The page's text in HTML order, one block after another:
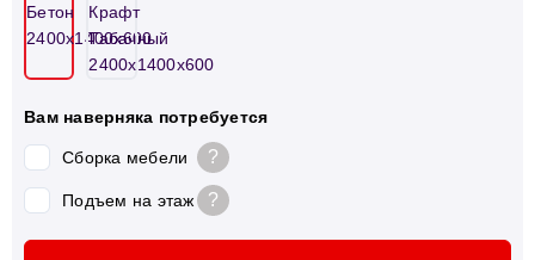
Вам наверняка потребуется
Сборка мебели ?
Подъем на этаж ?